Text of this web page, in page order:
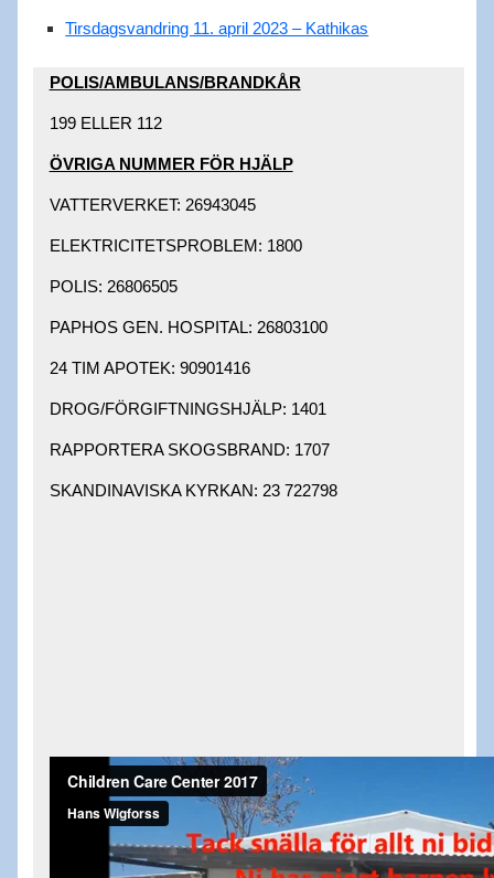
Tirsdagsvandring 11. april 2023 – Kathikas
POLIS/AMBULANS/BRANDKÅR​
199 ELLER 112​
ÖVRIGA NUMMER FÖR HJÄLP​
VATTERVERKET: 26943045 ​
ELEKTRICITETSPROBLEM: 1800 ​
POLIS: 26806505 ​
PAPHOS GEN. HOSPITAL: 26803100 ​
24 TIM APOTEK: 90901416 ​
DROG/FÖRGIFTNINGSHJÄLP: 1401 ​
RAPPORTERA SKOGSBRAND: 1707 ​
SKANDINAVISKA KYRKAN: 23 722798 ​